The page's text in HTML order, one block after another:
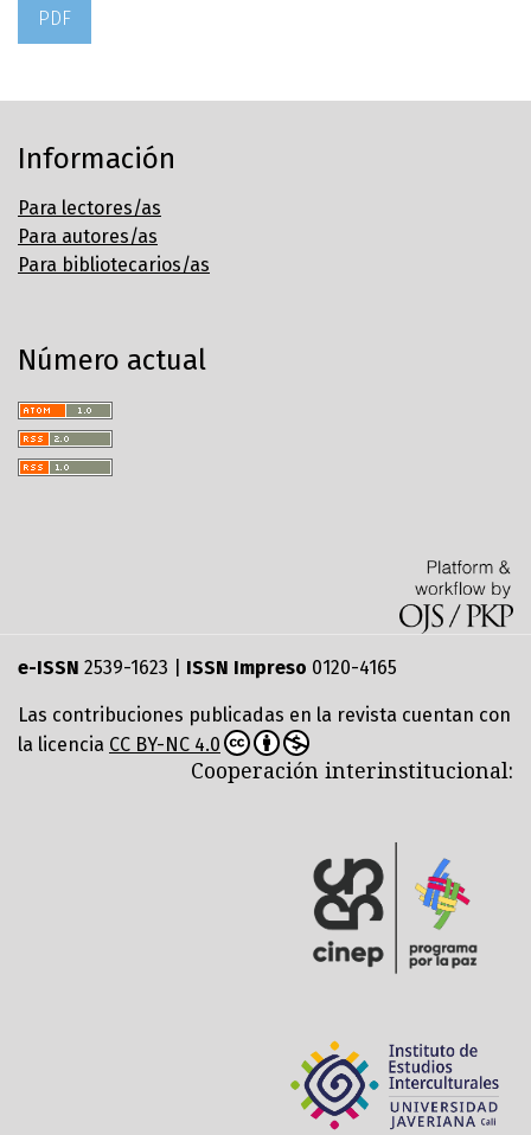
PDF
Información
Para lectores/as
Para autores/as
Para bibliotecarios/as
Número actual
e-ISSN 2539-1623 | ISSN Impreso 0120-4165
Las contribuciones publicadas en la revista cuentan con
la licencia CC BY-NC 4.0
Cooperación interinstitucional: